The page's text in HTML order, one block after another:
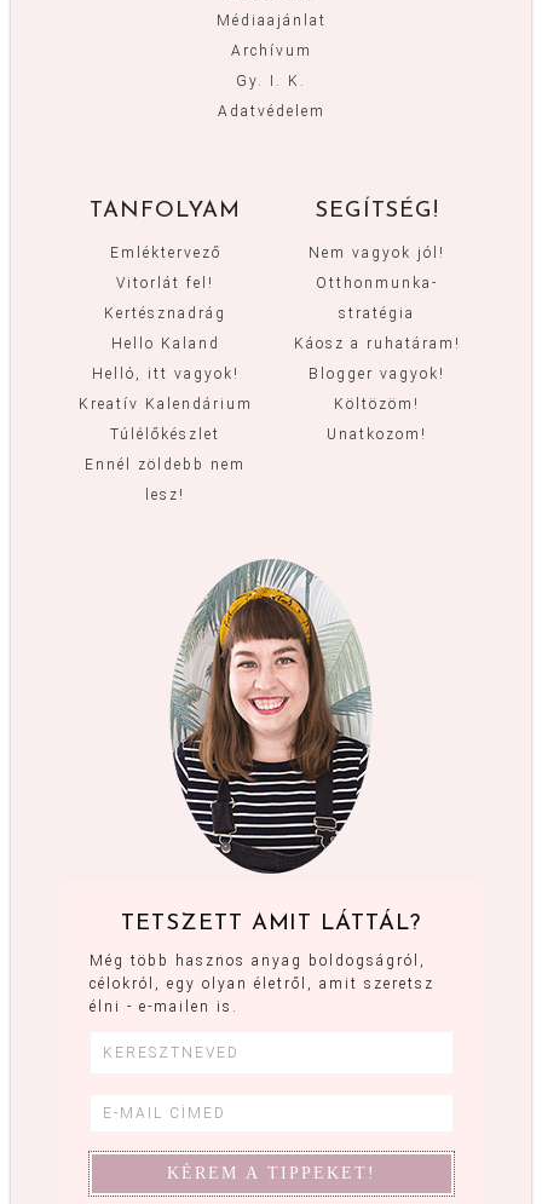
Médiaajánlat
Archívum
Gy. I. K.
Adatvédelem
TANFOLYAM
Emléktervező
Vitorlát fel!
Kertésznadrág
Hello Kaland
Helló, itt vagyok!
Kreatív Kalendárium
Túlélőkészlet
Ennél zöldebb nem
lesz!
SEGÍTSÉG!
Nem vagyok jól!
Otthonmunka-
stratégia
Káosz a ruhatáram!
Blogger vagyok!
Költözöm!
Unatkozom!
TETSZETT AMIT LÁTTÁL?
Még több hasznos anyag boldogságról,
célokról, egy olyan életről, amit szeretsz
élni - e-mailen is.